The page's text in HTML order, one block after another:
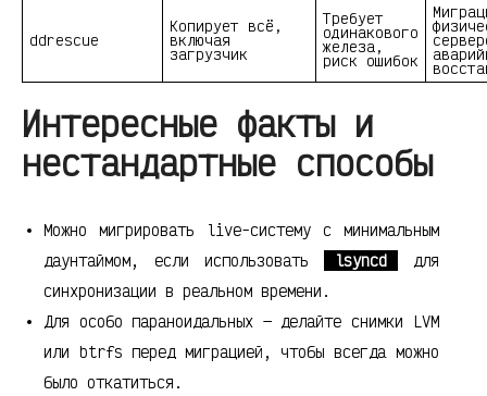
ddrescue
Копирует всё,
включая
загрузчик
Требует
одинакового
железа,
риск ошибок
Интересные факты и
нестандартные способы
Можно мигрировать live-систему с минимальным
даунтаймом, если использовать
lsyncd
для
синхронизации в реальном времени.
Для особо параноидальных — делайте снимки LVM
или btrfs перед миграцией, чтобы всегда можно
было откатиться.